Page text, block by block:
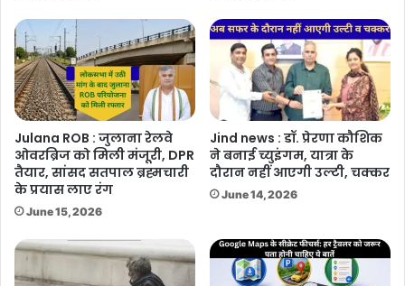
Julana ROB : जुलाना रेलवे
ओवरब्रिज को मिली मंजूरी, DPR
तैयार, सांसद सतपाल ब्रह्मचारी
के प्रयास लाए रंग
June 15, 2026
Jind news : डॉ. प्रेरणा कौशिक
ने बनाई च्युइंगम, यात्रा के
दौरान नहीं आएगी उल्टी, चक्कर
June 14, 2026